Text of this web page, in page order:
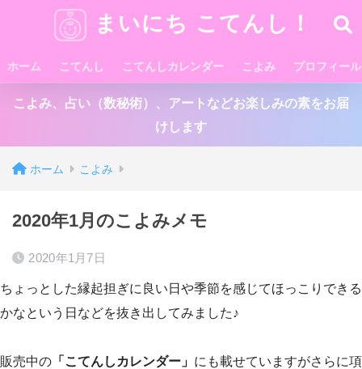
まいにち こてんし！
ホーム こてんし こてんしカレンダー こよみ プロフィール
こよみ、占い（数秘術）、アートなどお楽しみの素をお届
けします
ホーム こよみ
2020年1月のこよみメモ
2020年1月7日
ちょっとした縁起担ぎに良い日や季節を感じてほっこりできる
かなという日などを抜き出してみました♪
販売中の 「こてんしカレンダー」 にも載せていますがさらに項